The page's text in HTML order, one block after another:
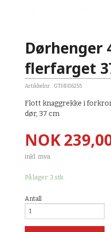
Dørhenger
flerfarget
Artikkelnr.: GTHH16255
Flott knaggrekke i
dør, 37 cm
Pris
NOK
inkl. mva.
På lager: 3 stk.
Antall